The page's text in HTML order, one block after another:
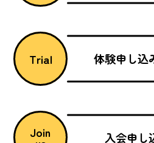
Trial 体験申し込
Join 入会申し